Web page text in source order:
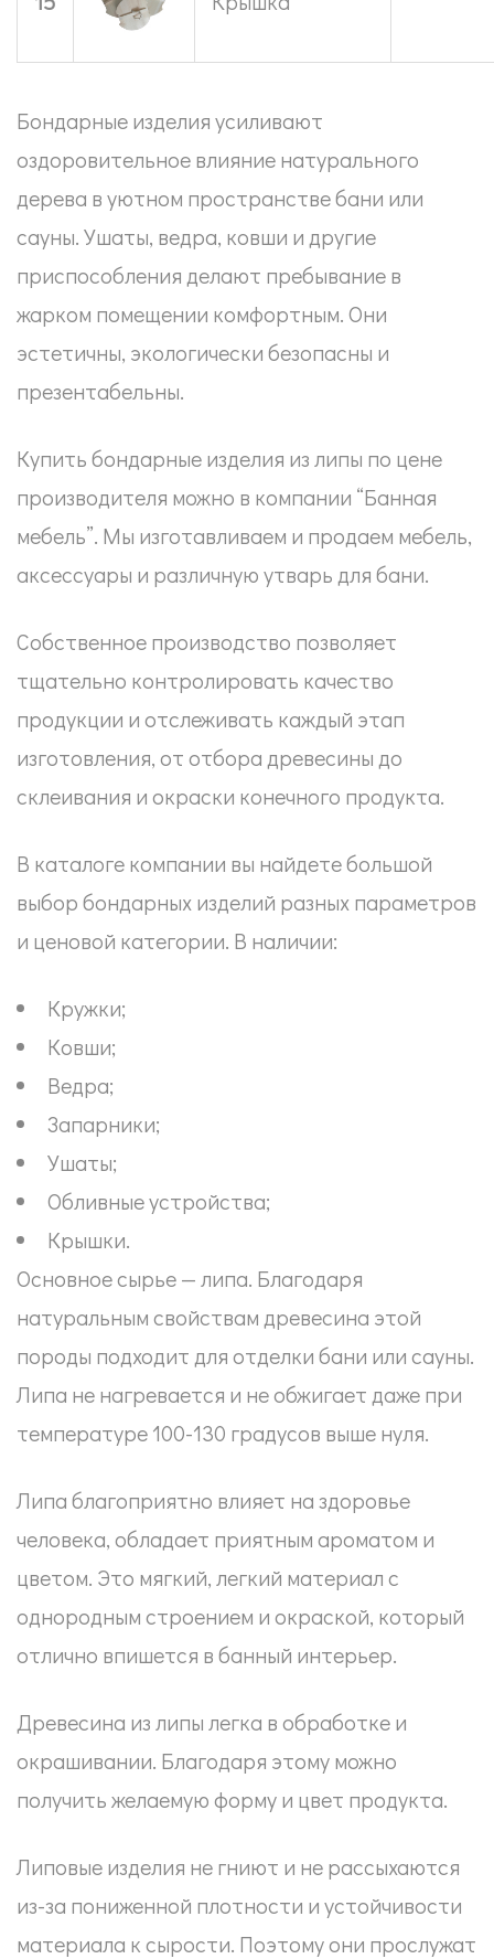
Бондарные изделия усиливают
оздоровительное влияние натурального
дерева в уютном пространстве бани или
сауны. Ушаты, ведра, ковши и другие
приспособления делают пребывание в
жарком помещении комфортным. Они
эстетичны, экологически безопасны и
презентабельны.
Купить бондарные изделия из липы по цене
производителя можно в компании “Банная
мебель”. Мы изготавливаем и продаем мебель,
аксессуары и различную утварь для бани.
Собственное производство позволяет
тщательно контролировать качество
продукции и отслеживать каждый этап
изготовления, от отбора древесины до
склеивания и окраски конечного продукта.
В каталоге компании вы найдете большой
выбор бондарных изделий разных параметров
и ценовой категории. В наличии:
Кружки;
Ковши;
Ведра;
Запарники;
Ушаты;
Обливные устройства;
Крышки.
Основное сырье — липа. Благодаря
натуральным свойствам древесина этой
породы подходит для отделки бани или сауны.
Липа не нагревается и не обжигает даже при
температуре 100-130 градусов выше нуля.
Липа благоприятно влияет на здоровье
человека, обладает приятным ароматом и
цветом. Это мягкий, легкий материал с
однородным строением и окраской, который
отлично впишется в банный интерьер.
Древесина из липы легка в обработке и
окрашивании. Благодаря этому можно
получить желаемую форму и цвет продукта.
Липовые изделия не гниют и не рассыхаются
из-за пониженной плотности и устойчивости
материала к сырости. Поэтому они прослужат